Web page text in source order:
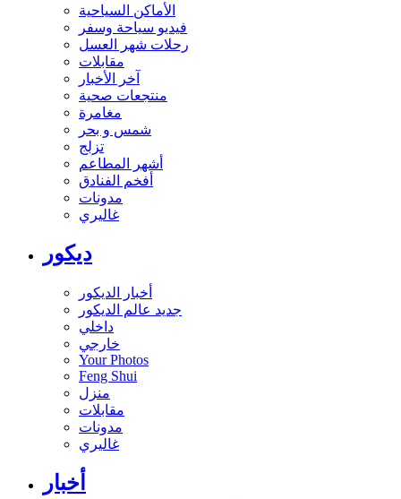
الأماكن السياحية
فيديو سياحة وسفر
رحلات شهر العسل
مقابلات
آخر الأخبار
منتجعات صحية
مغامرة
شمس و بحر
تزلج
أشهر المطاعم
أفخم الفنادق
مدونات
غاليري
ديكور
أخبار الديكور
جديد عالم الديكور
داخلي
خارجي
Your Photos
Feng Shui
منزل
مقابلات
مدونات
غاليري
أخبار